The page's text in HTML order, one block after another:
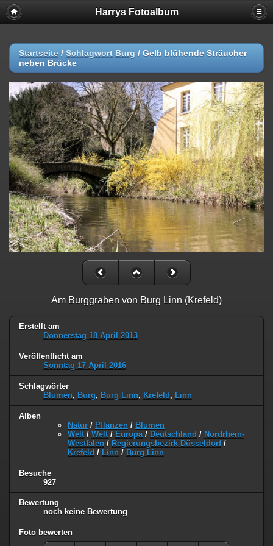
Harrys Fotoalbum
Startseite / Schlagwort Burg / Gelb blühende Sträucher
neben Brücke
Am Burggraben von Burg Linn (Krefeld)
Erstellt am
Donnerstag 18 April 2013
Veröffentlicht am
Sonntag 17 April 2016
Schlagwörter
Blumen, Burg, Burg Linn, Krefeld , Linn
Alben
Natur / Pflanzen / Blumen
Welt / Welt / Europa / Deutschland / Nordrhein-
Westfalen / Regierungsbezirk Düsseldorf/
Krefeld / Linn / Burg Linn
Besuche
927
Bewertung
noch keine Bewertung
Foto bewerten